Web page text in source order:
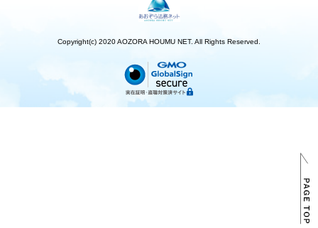
Copyright(c) 2020 AOZORA HOUMU NET. All Rights Reserved.